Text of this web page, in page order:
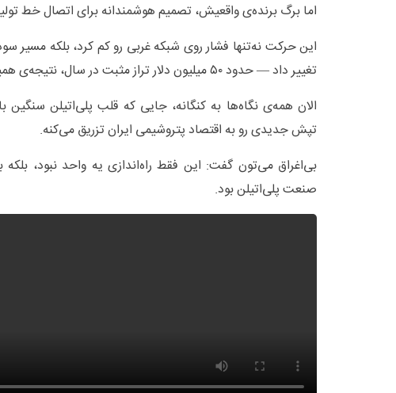
اما برگ برنده‌ی واقعیش، تصمیم هوشمندانه برای اتصال خط
این حرکت نه‌تنها فشار روی شبکه غربی رو کم کرد، بلکه مسیر
تغییر داد — حدود ۵۰ میلیون دلار تراز مثبت در سال، نتیجه‌ی همین انتخاب دقیق بود
الان همه‌ی نگاه‌ها به کنگانه، جایی که قلب پلی‌اتیلن سنگین
تپش جدیدی رو به اقتصاد پتروشیمی ایران تزریق می‌کنه.
بی‌اغراق می‌تون گفت: این فقط راه‌اندازی یه واحد نبود، بلکه
صنعت پلی‌اتیلن بود.